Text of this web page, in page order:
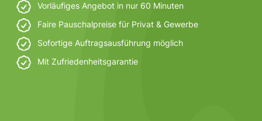
Vorläufiges Angebot in nur 60 Minuten
Faire Pauschalpreise für Privat & Gewerbe
Sofortige Auftragsausführung möglich
Mit Zufriedenheitsgarantie